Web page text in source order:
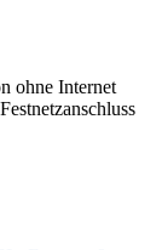
ohne Internet